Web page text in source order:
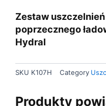
Zestaw uszczelnień
poprzecznego
Hydral
SKU K107H Category
Produkty